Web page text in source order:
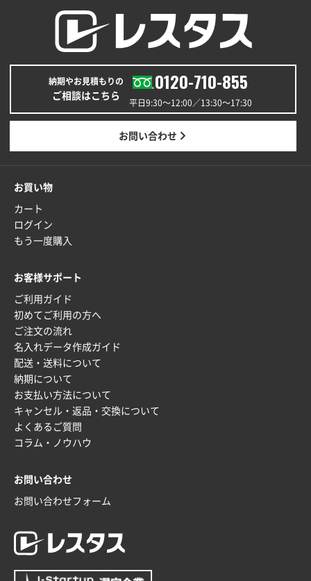
以前の注文も含め価格と品質
青森県K社様
ワンポイントポリ袋 A4サイズ1000枚
2025年12月24日 13:22
安い
ワンポイント箔押し紙袋 M横サイズ(A4対応)100
2025年12月22日 03:31
神奈川県S社様
2025年12月16日 10:39
短納期対応が素晴らしい
富山県O社様
uni ジェットストリーム 07
2025年12月09日 14:04
安い、早い
埼玉県G社様
ラミネート紙袋 規格L4サイズ(B4対応)
2025年12月04日 17:34
兵庫県のお客様
2025年12月02日 23:00
ロゴが入れられること
納期やお見積もりの
ご相談はこちら
0120-710-855
平日9:30〜12:00／13:30〜17:30
お問い合わせ
お買い物
カート
ログイン
もう一度購入
お客様サポート
ご利用ガイド
初めてご利用の方へ
ご注文の流れ
名入れデータ作成ガイド
配送・送料について
納期について
お支払い方法について
キャンセル・返品・交換について
よくあるご質問
コラム・ノウハウ
お問い合わせ
お問い合わせフォーム